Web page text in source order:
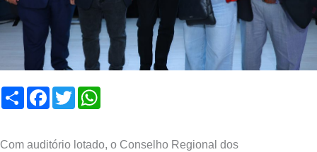
Compartilhar
Facebook
Twitter
Com auditório lotado, o Conselho Regional dos